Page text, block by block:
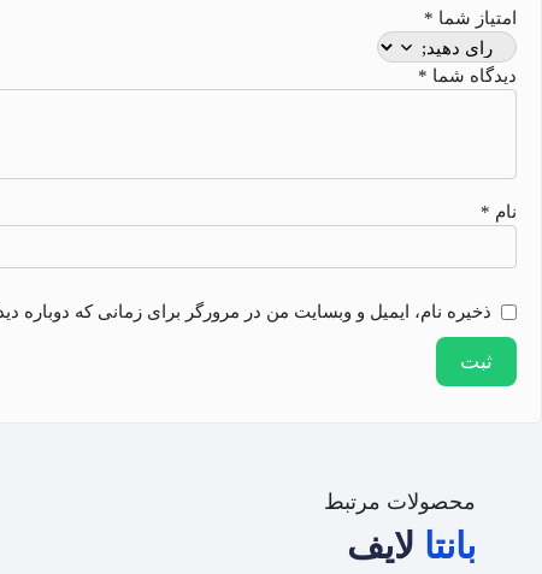
امتیاز شما *
دیدگاه شما *
نام *
ذخیره نام، ایمیل و وبسایت من در مرورگر برای زمانی که دوباره
محصولات مرتبط
بانتا لایف